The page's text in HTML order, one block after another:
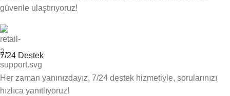
güvenle ulaştırıyoruz!
7/24 Destek
Her zaman yanınızdayız, 7/24 destek hizmetiyle, sorularınızı
hızlıca yanıtlıyoruz!